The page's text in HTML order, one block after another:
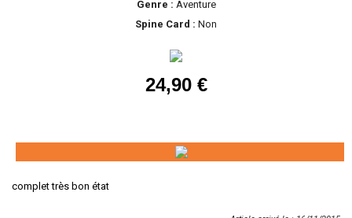
Genre : Aventure
Spine Card : Non
24,90 €
complet très bon état